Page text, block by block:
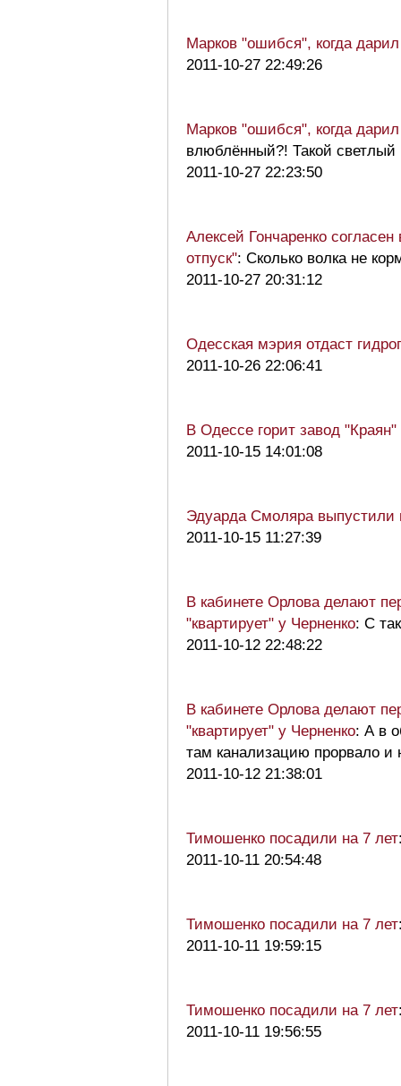
Марков "ошибся", когда
2011-10-27 22:49:26
Марков "ошибся", когда
влюблённый?! Такой
2011-10-27 22:23:50
Алексей Гончаренко
отпуск": Сколько волка не
2011-10-27 20:31:12
Одесская мэрия отдаст
2011-10-26 22:06:41
В Одессе горит завод
2011-10-15 14:01:08
Эдуарда Смоляра
2011-10-15 11:27:39
В кабинете Орлова делают
"квартирует" у Черненко: С
2011-10-12 22:48:22
В кабинете Орлова делают
"квартирует" у Черненко: А в
там канализацию прорвало
2011-10-12 21:38:01
Тимошенко посадили на 7 лет
2011-10-11 20:54:48
Тимошенко посадили на 7 лет
2011-10-11 19:59:15
Тимошенко посадили на 7 лет
2011-10-11 19:56:55